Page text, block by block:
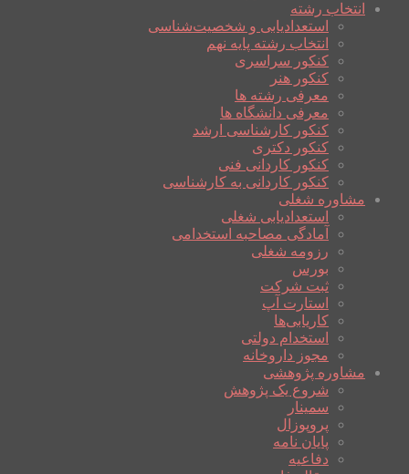
انتخاب رشته
استعدادیابی و شخصیت‌شناسی
انتخاب رشته پایه نهم
کنکور سراسری
کنکور هنر
معرفی رشته ها
معرفی دانشگاه ها
کنکور کارشناسی ارشد
کنکور دکتری
کنکور کاردانی فنی
کنکور کاردانی به کارشناسی
مشاوره شغلی
استعدادیابی شغلی
آمادگی مصاحبه استخدامی
رزومه شغلی
بورس
ثبت شرکت
استارت آپ
کاریابی‌ها
استخدام دولتی
مجوز داروخانه
مشاوره پژوهشی
شروع یک پژوهش
سمینار
پروپوزال
پایان نامه
دفاعیه